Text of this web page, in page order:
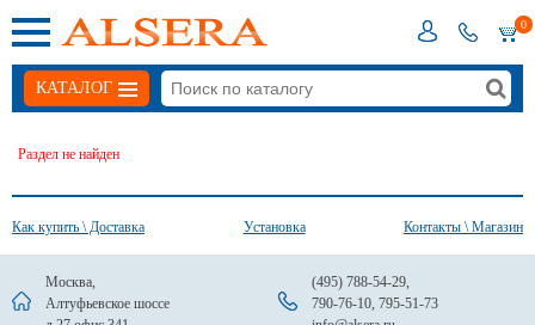
0
КАТАЛОГ
Раздел не найден
Как купить \ Доставка Установка Контакты \ Магазин
Москва,
Алтуфьевское шоссе
(495) 788-54-29,
790-76-10, 795-51-73